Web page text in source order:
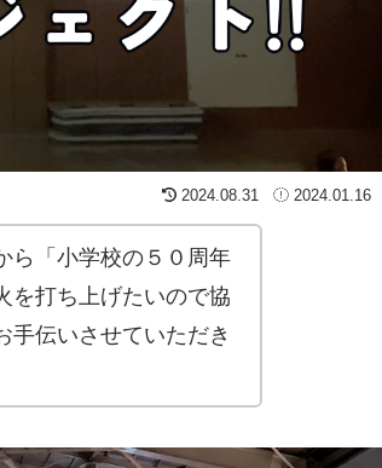
2024.08.31 2024.01.16
ら「小学校の５０周年
を打ち上げたいので協
手伝いさせていただき